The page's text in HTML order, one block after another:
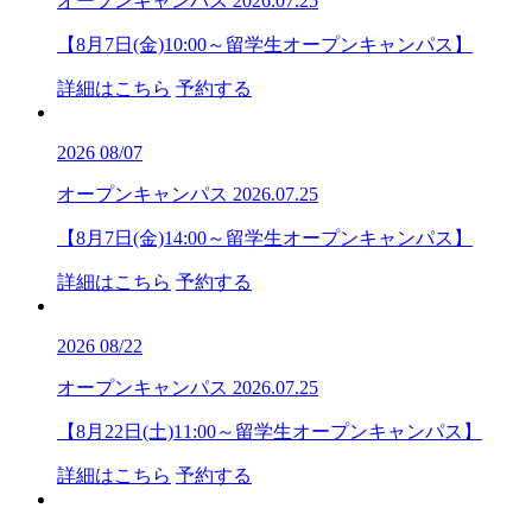
【8月7日(金)10:00～留学生オープンキャンパス】
詳細はこちら 予約する
2026 08/07
オープンキャンパス 2026.07.25
【8月7日(金)14:00～留学生オープンキャンパス】
詳細はこちら 予約する
2026 08/22
オープンキャンパス 2026.07.25
【8月22日(土)11:00～留学生オープンキャンパス】
詳細はこちら 予約する